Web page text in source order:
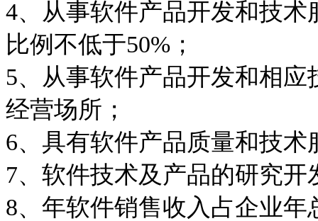
4、从事软件产品开发和技
比例不低于50% ；
5、从事软件产品开发和相
经营场所；
6、具有软件产品质量和技
7、软件技术及产品的研究
8、年软件销售收入占企业年